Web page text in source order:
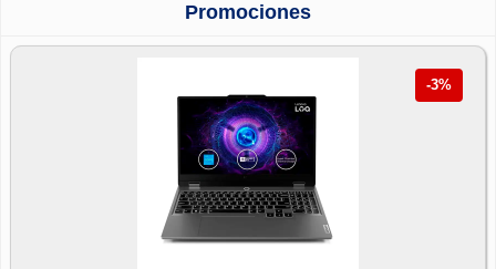
Promociones
-3%